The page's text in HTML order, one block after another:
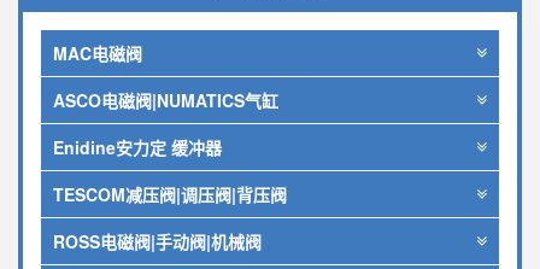
MAC电磁阀
ASCO电磁阀|NUMATICS气缸
Enidine安力定 缓冲器
TESCOM减压阀|调压阀|背压阀
ROSS电磁阀|手动阀|机械阀